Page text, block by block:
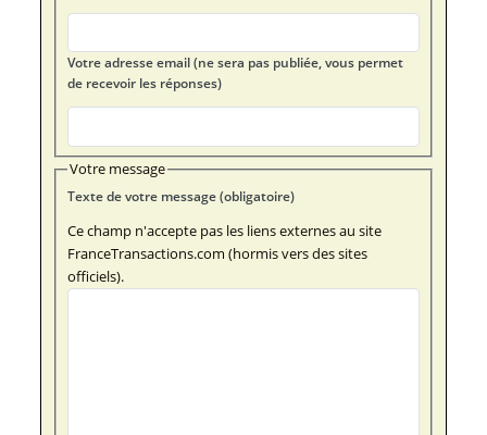
Votre adresse email (ne sera pas publiée, vous permet
de recevoir les réponses)
Votre message
Texte de votre message (obligatoire)
Ce champ n'accepte pas les liens externes au site
FranceTransactions.com (hormis vers des sites
officiels).